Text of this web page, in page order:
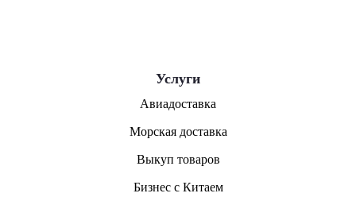
Услуги
Авиадоставка
Морская доставка
Выкуп товаров
Бизнес с Китаем